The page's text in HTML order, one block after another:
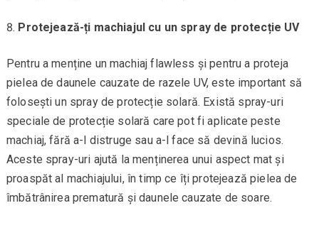
Protejează-ți machiajul cu un spray de protecție UV
Pentru a menține un machiaj flawless și pentru a proteja
pielea de daunele cauzate de razele UV, este important să
folosești un spray de protecție solară. Există spray-uri
speciale de protecție solară care pot fi aplicate peste
machiaj, fără a-l distruge sau a-l face să devină lucios.
Aceste spray-uri ajută la menținerea unui aspect mat și
proaspăt al machiajului, în timp ce îți protejează pielea de
îmbătrânirea prematură și daunele cauzate de soare.